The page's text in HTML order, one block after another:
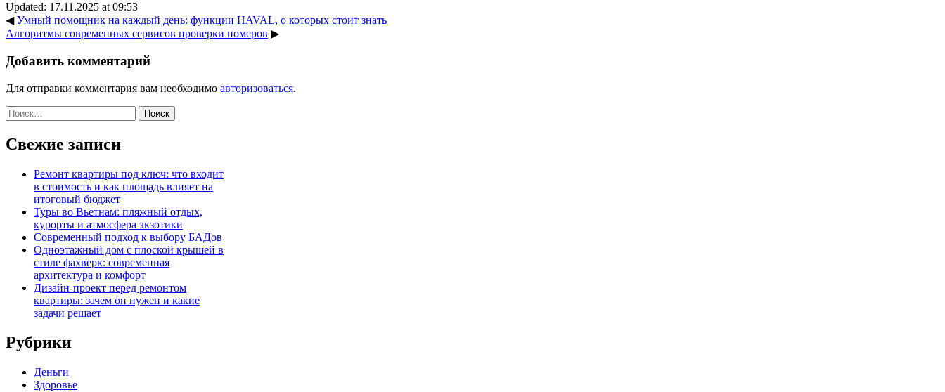
Updated: 17.11.2025 at 09:53
◀Умный помощник на каждый день: функции HAVAL, о которых стоит знать
Алгоритмы современных сервисов проверки номеров ▶
Добавить комментарий
Для отправки комментария вам необходимо авторизоваться.
Найти:
Свежие записи
Ремонт квартиры под ключ: что входит
в стоимость и как площадь влияет на
итоговый бюджет
Туры во Вьетнам: пляжный отдых,
курорты и атмосфера экзотики
Современный подход к выбору БАДов
Одноэтажный дом с плоской крышей в
стиле фахверк: современная
архитектура и комфорт
Дизайн-проект перед ремонтом
квартиры: зачем он нужен и какие
задачи решает
Рубрики
Деньги
Здоровье